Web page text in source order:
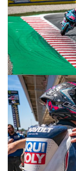
© R.Lekl & S.Wobser